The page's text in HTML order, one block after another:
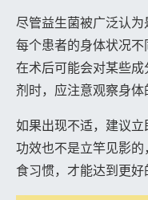
尽管益生菌被广泛认
每个患者的身体状况
在术后可能会对某些
剂时，应注意观察身体
如果出现不适，建议
功效也不是立竿见影
食习惯，才能达到更好